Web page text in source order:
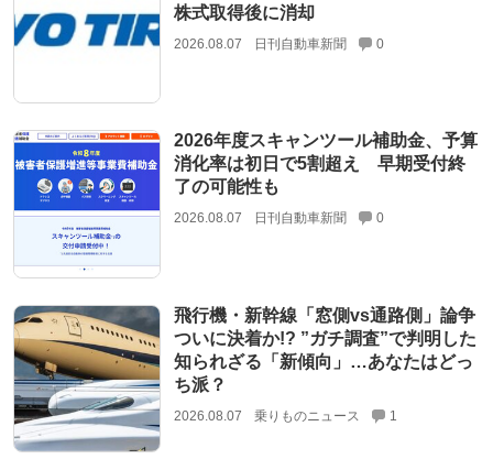
株式取得後に消却
2026.08.07 日刊自動車新聞 0
2026年度スキャンツール補助金、予算
消化率は初日で5割超え 早期受付終
了の可能性も
2026.08.07 日刊自動車新聞 0
飛行機・新幹線「窓側vs通路側」論争
ついに決着か!? ”ガチ調査”で判明した
知られざる「新傾向」…あなたはどっ
ち派？
2026.08.07 乗りものニュース 1